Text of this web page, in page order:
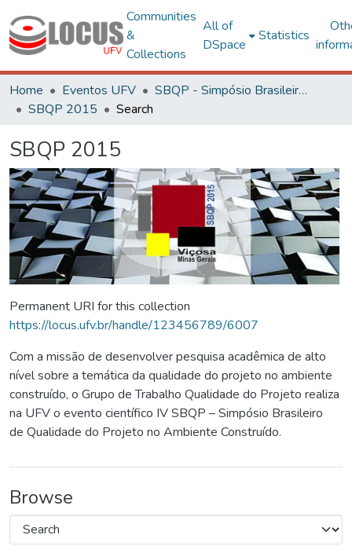
Communities
&
Collections
All of
DSpace
Statistics
Home Eventos UFV
SBQP - Simpósio Brasileiro de Qualidade do Projeto no Ambiente Construído
SBQP 2015
Search
SBQP 2015
Permanent URI for this collection
https://locus.ufv.br/handle/123456789/6007
Com a missão de desenvolver pesquisa acadêmica de alto
nível sobre a temática da qualidade do projeto no ambiente
construído, o Grupo de Trabalho Qualidade do Projeto realiza
na UFV o evento científico IV SBQP – Simpósio Brasileiro
de Qualidade do Projeto no Ambiente Construído.
Browse